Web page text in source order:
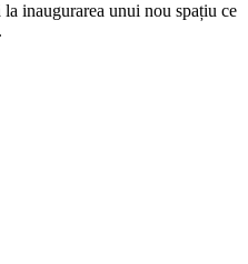
inaugurarea unui nou spațiu ce